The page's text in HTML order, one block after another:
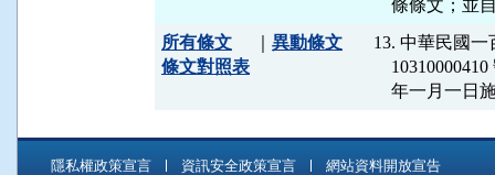
所有條文
異動條文
條文對照表
13. 中華民國
年一月一日
隱私權政策宣言 資訊安全政策宣言 網站資料開放宣告